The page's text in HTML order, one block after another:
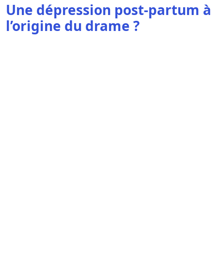
Une dépression post-partum à
l’origine du drame ?